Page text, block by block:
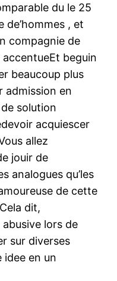
du le 25
, et
compagnie de
beguin
beaucoup plus
admission en
solution
acquiescer
allez
jouir de
analogues qu’les
de cette
dit,
lors de
sur diverses
idee en un